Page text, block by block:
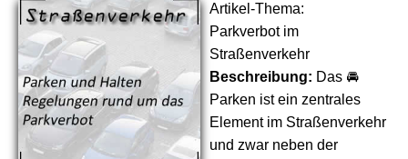
Artikel-Thema:
Parkverbot im
Straßenverkehr
Beschreibung: Das 🚘
Parken ist ein zentrales
Element im Straßenverkehr
und zwar neben der